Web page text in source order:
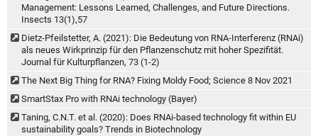
Management: Lessons Learned, Challenges, and Future Directions.
Insects 13(1),57
Dietz-Pfeilstetter, A. (2021): Die Bedeutung von RNA-Interferenz (RNAi)
als neues Wirkprinzip für den Pflanzenschutz mit hoher Spezifität.
Journal für Kulturpflanzen, 73 (1-2)
The Next Big Thing for RNA? Fixing Moldy Food; Science 8 Nov 2021
SmartStax Pro with RNAi technology (Bayer)
Taning, C.N.T. et al. (2020): Does RNAi-based technology fit within EU
sustainability goals? Trends in Biotechnology